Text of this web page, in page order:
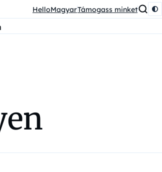
HelloMagyarTámogass minket